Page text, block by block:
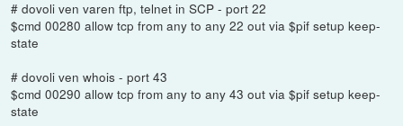
# dovoli ven varen ftp, telnet in SCP - port 22
$cmd 00280 allow tcp from any to any 22 out via $pif setup keep-
state
# dovoli ven whois - port 43
$cmd 00290 allow tcp from any to any 43 out via $pif setup keep-
state